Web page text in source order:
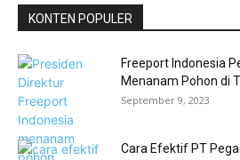
KONTEN POPULER
Freeport Indonesia
Menanam Pohon di
September 9, 2023
Cara Efektif PT